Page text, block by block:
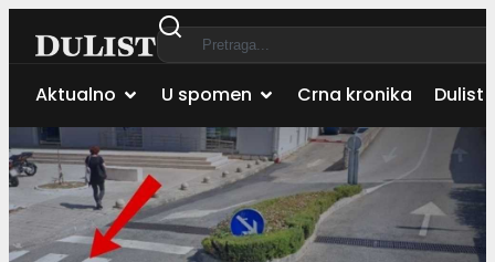
Aktualno U spomen Crna kronika Dulist